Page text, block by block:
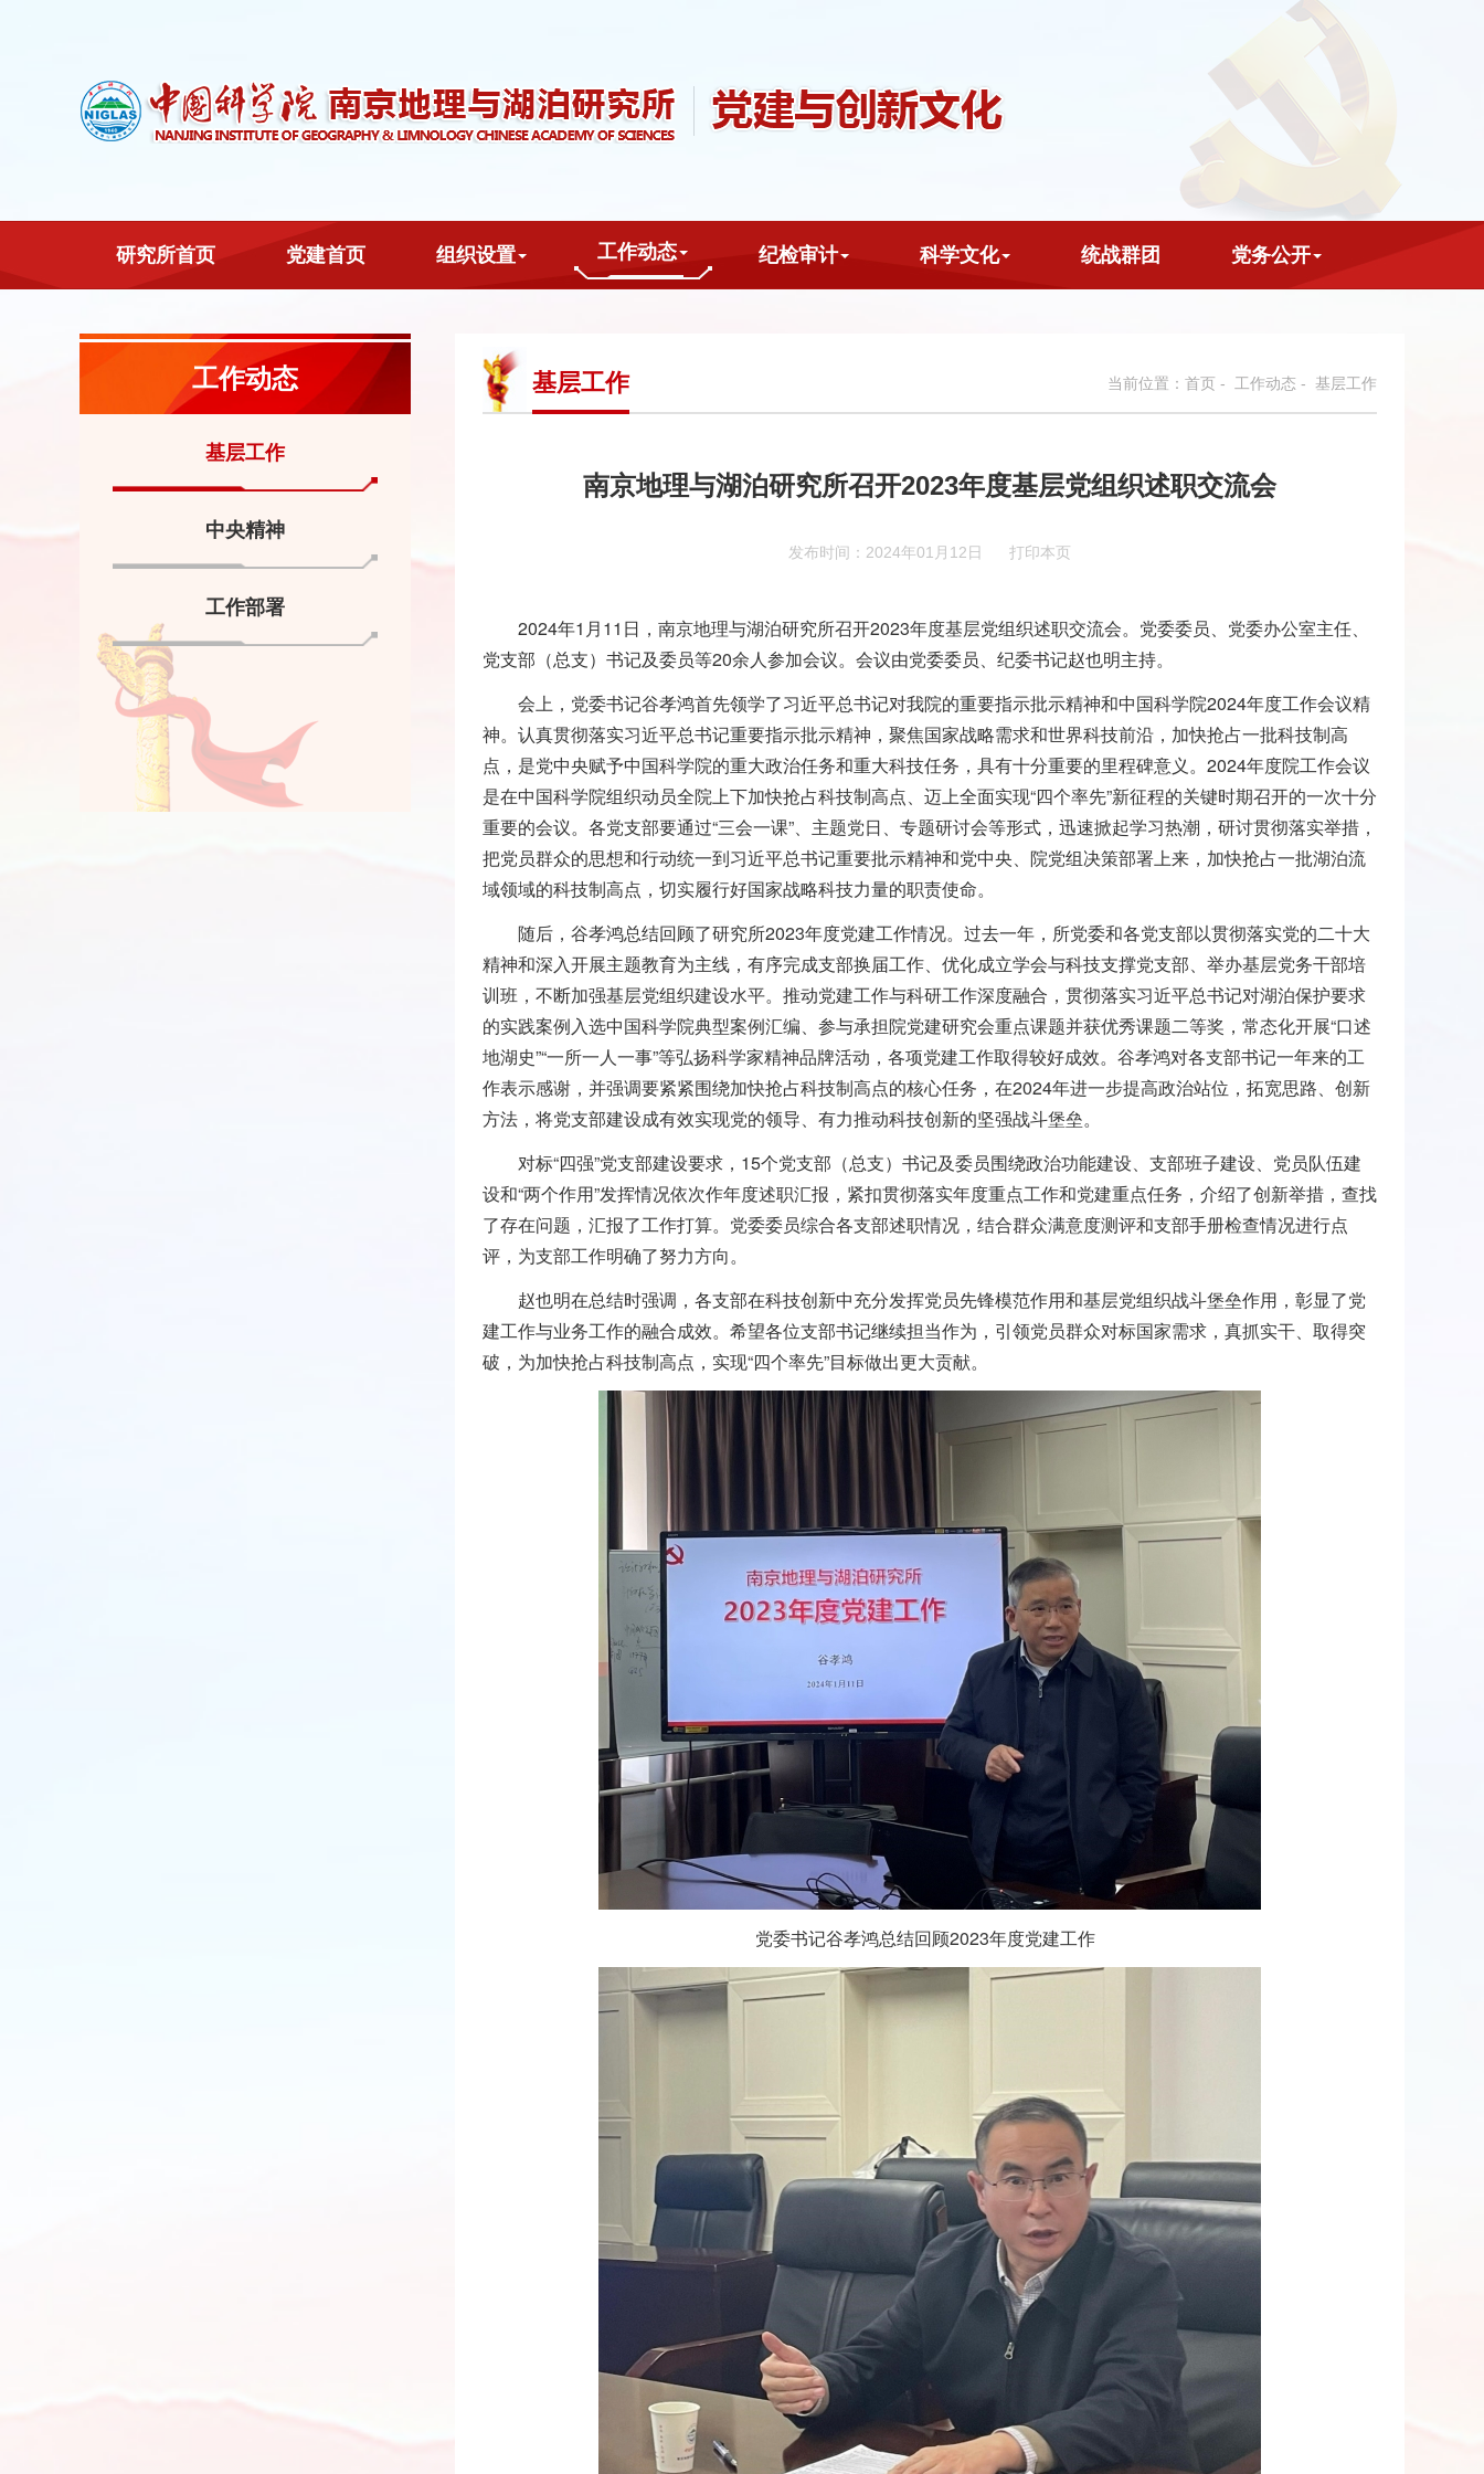
研究所首页 党建首页 组织设置 工作动态 纪检审计 科学文化 统战群团 党务公开
工作动态
基层工作
中央精神
工作部署
基层工作 当前位置： 首页 - 工作动态 - 基层工作
南京地理与湖泊研究所召开2023年度基层党组织述职交流会
发布时间：2024年01月12日 打印本页
2024年1 月11 日，南京地理与湖泊研究所召开2023年度基层党组织述职交流会。党委委员、党委办公室主任、
党支部（总支）书记及委员等20余人参加会议。会议由党委委员、纪委书记赵也明主持。
会上，党委书记谷孝鸿首先领学了习近平总书记对我院的重要指示批示精神和中国科学院2024年度工作会议精
神。认真贯彻落实习近平总书记重要指示批示精神，聚焦国家战略需求和世界科技前沿，加快抢占一批科技制高
点，是党中央赋予中国科学院的重大政治任务和重大科技任务，具有十分重要的里程碑意义。 2024年度院工作会议
是在中国科学院组织动员全院上下加快抢占科技制高点、迈上全面实现“四个率先”新征程的关键时期召开的一次十分
重要的会议。各党支部要通过“三会一课”、主题党日、专题研讨会等形式，迅速掀起学习热潮，研讨贯彻落实举措，
把党员群众的思想和行动统一到习近平总书记重要批示精神和党中央、院党组决策部署上来，加快抢占一批湖泊流
域领域的科技制高点，切实履行好国家战略科技力量的职责使命。
随后，谷孝鸿总结回顾了研究所2023年度党建工作情况。过去一年，所党委和各党支部以贯彻落实党的二十大
精神和深入开展主题教育为主线，有序完成支部换届工作、优化成立学会与科技支撑党支部、举办基层党务干部培
训班，不断加强基层党组织建设水平。推动党建工作与科研工作深度融合，贯彻落实习近平总书记对湖泊保护要求
的实践案例入选中国科学院典型案例汇编、参与承担院党建研究会重点课题并获优秀课题二等奖，常态化开展“口述
地湖史”“一所一人一事”等弘扬科学家精神品牌活动，各项党建工作取得较好成效。谷孝鸿对各支部书记一年来的工
作表示感谢，并强调要紧紧围绕加快抢占科技制高点的核心任务，在2024年进一步提高政治站位，拓宽思路、创新
方法，将党支部建设成有效实现党的领导、有力推动科技创新的坚强战斗堡垒。
对标“四强”党支部建设要求， 15个党支部（总支）书记及委员围绕政治功能建设、支部班子建设、党员队伍建
设和“两个作用”发挥情况依次作年度述职汇报，紧扣贯彻落实年度重点工作和党建重点任务，介绍了创新举措，查找
了存在问题，汇报了工作打算。党委委员综合各支部述职情况，结合群众满意度测评和支部手册检查情况进行点
评，为支部工作明确了努力方向。
赵也明在总结时强调，各支部在科技创新中充分发挥党员先锋模范作用和基层党组织战斗堡垒作用，彰显了党
建工作与业务工作的融合成效。希望各位支部书记继续担当作为，引领党员群众对标国家需求，真抓实干、取得突
破，为加快抢占科技制高点，实现“四个率先”目标做出更大贡献。
党委书记谷孝鸿总结回顾2023年度党建工作